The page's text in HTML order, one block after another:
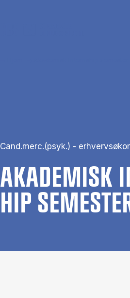
Cand.merc.(psyk.) -
AKA­DE­MISK
HIP